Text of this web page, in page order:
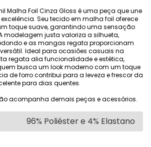
Malha Foil Cinza Gloss é uma peça que une
Seu tecido em malha foil oferece
toque suave, garantindo uma sensação
modelagem justa valoriza a silhueta,
e as mangas regata proporcionam
Ideal para ocasiões casuais na
regata alia funcionalidade e estética,
busca um look moderno com um toque
de forro contribui para a leveza e frescor da
para dias quentes.
acompanha demais peças e acessórios.
96% Poliéster e 4% Elastano